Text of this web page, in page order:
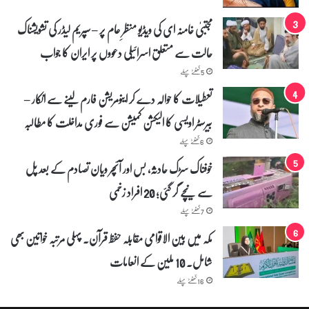
مجتبیٰ خامنہ ای کی ویڈیو منظرِ عام پر – سپریم لیڈر کی تشویشناک
حالت سے متعلق اسرائیلی دعووں پر ایران کا جواب
5 گھنٹے پہلے
تعطیلات کا حوالہ دے کر اینومریشن فارم لینے سے انکار –
بیرسٹر اویسی کا الیکشن کمیشن سے فوری مداخلت کا مطالبہ
6 گھنٹے پہلے
خوفناک سڑک حادثہ، بس اور آئچر ویان تصادم کے بعد پل
سے نیچے گر گئی؛ 20 افراد زخمی
7 گھنٹے پہلے
مکہ میں بین الاقوامی مقابلہ حفظ قرآن۔ پہلی مرتبہ خواتین بھی
شامل۔ 10 ملین کے انعامات
16 گھنٹے پہلے